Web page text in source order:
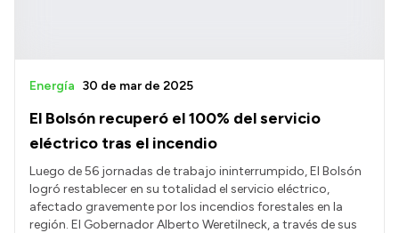
El Bolsón recuperó el 100% del servicio
eléctrico tras el incendio
Energía 30 de mar de 2025
Luego de 56 jornadas de trabajo ininterrumpido, El Bolsón
logró restablecer en su totalidad el servicio eléctrico,
afectado gravemente por los incendios forestales en la
región. El Gobernador Alberto Weretilneck, a través de sus